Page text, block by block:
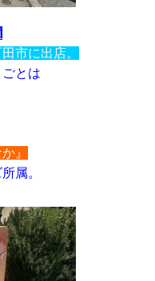
市に出店。
とは
』
属。